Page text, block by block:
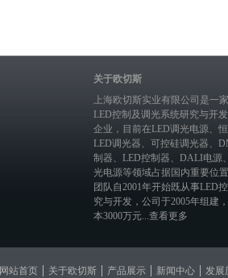
关于欧切斯
上海欧切斯实业有限公司是一
LED控制及调光系统研究与开
企业，目前在LED调光电源、
LED调光器、 可控硅调光器、
制器、 LED控制器、 DALI电源、
光电源等领域占据国内重要位
团队自2001年开始既从事LED
究与开发，公司于2005年组建
本3000万元...查看更多
网站首页 关于欧切斯 产品展示 新闻中心 发展